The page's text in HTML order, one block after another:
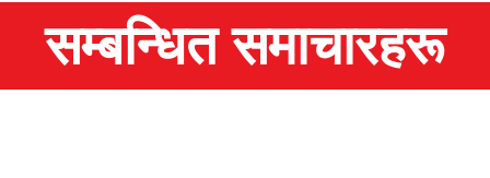
सम्बन्धित समाचारहरू